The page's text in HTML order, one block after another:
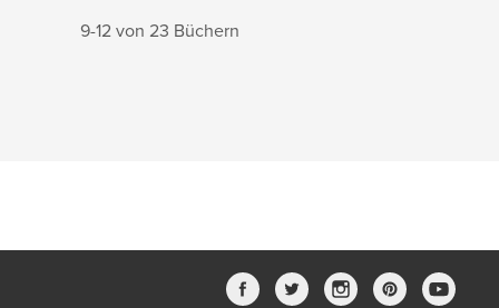
9-12 von 23 Büchern